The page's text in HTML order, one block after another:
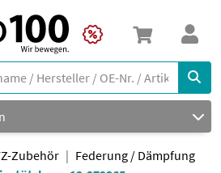
Zubehör
Federung / Dämpfung